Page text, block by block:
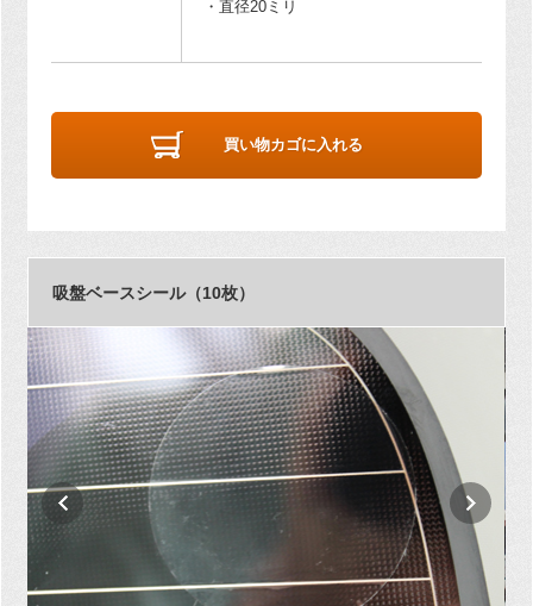
・直径20ミリ
買い物カゴに入れる
吸盤ベースシール（10枚）